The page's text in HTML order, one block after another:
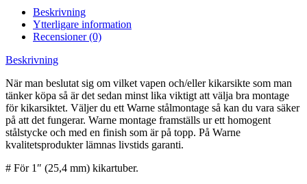
Beskrivning
Ytterligare information
Recensioner (0)
Beskrivning
När man beslutat sig om vilket vapen och/eller kikarsikte som man
tänker köpa så är det sedan minst lika viktigt att välja bra montage
för kikarsiktet. Väljer du ett Warne stålmontage så kan du vara säker
på att det fungerar. Warne montage framställs ur ett homogent
stålstycke och med en finish som är på topp. På Warne
kvalitetsprodukter lämnas livstids garanti.
# För 1″ (25,4 mm) kikartuber.